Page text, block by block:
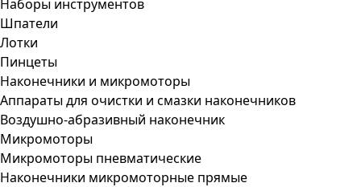
Наборы инструментов
Шпатели
Лотки
Пинцеты
Наконечники и микромоторы
Аппараты для очистки и смазки наконечников
Воздушно-абразивный наконечник
Микромоторы
Микромоторы пневматические
Наконечники микромоторные прямые